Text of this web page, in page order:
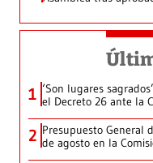
1 ‘Son lugares
el Decreto 26 ante la
2 Presupuesto General
de agosto en la